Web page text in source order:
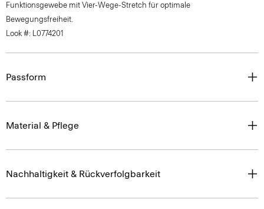
Funktionsgewebe mit Vier-Wege-Stretch für optimale
Bewegungsfreiheit.
Look #: L0774201
Passform
Material & Pflege
Nachhaltigkeit & Rückverfolgbarkeit